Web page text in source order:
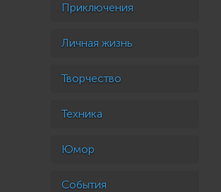
Приключения
Личная жизнь
Творчество
Техника
Юмор
События